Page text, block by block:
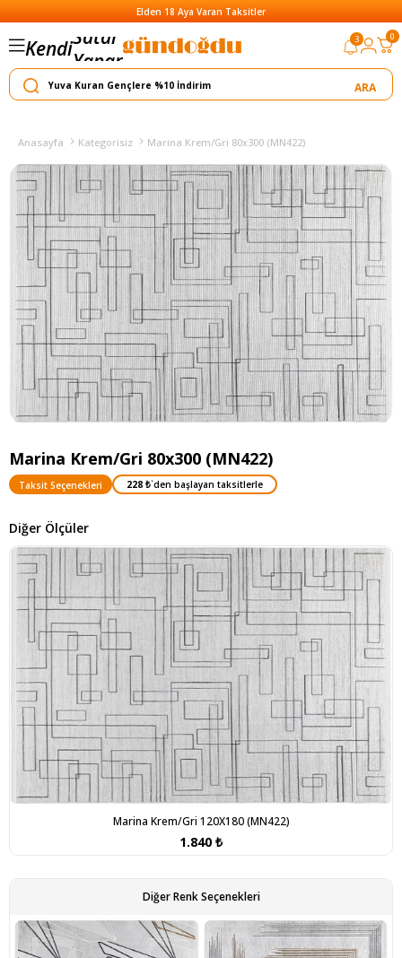
Elden 18 Aya Varan Taksitler
KendiYapar
Satar
3 0
Anasayfa Kategorisiz Marina Krem/Gri 80x300 (MN422)
Marina Krem/Gri 80x300 (MN422)
Taksit Seçenekleri 228 ₺`den başlayan taksitlerle
Diğer Ölçüler
Marina Krem/Gri 120X180 (MN422)
1.840 ₺
Diğer Renk Seçenekleri